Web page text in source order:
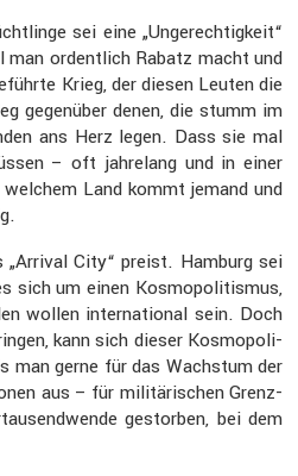
sei eine „Ungerech­tig­keit“
man ordent­lich Rabatz macht und
Krieg, der diesen Leuten die
gegen­über denen, die stumm im
ans Herz legen. Dass sie mal
– oft jahre­lang und in einer
Land kommt jemand und
City“ preist. Hamburg sei
sich um einen Kosmo­po­li­tismus,
wollen inter­na­tional sein. Doch
kann sich dieser Kosmo­po­li­
gerne für das Wachstum der
aus – für militä­ri­schen Grenz­
gestorben, bei dem